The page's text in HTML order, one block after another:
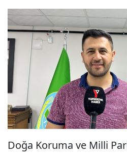
Doğa Koruma ve Milli